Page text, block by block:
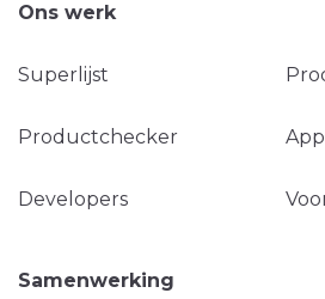
Ons werk
Superlijst
Productchecker App
Developers
Samenwerking